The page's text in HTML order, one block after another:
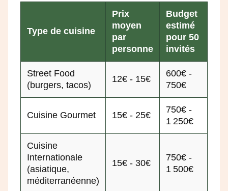
Type de cuisine
Prix
moyen
par
personne
Budget
estimé
pour 50
invités
Street Food
(burgers, tacos)
12€ - 15€
600€ -
750€
Cuisine Gourmet 15€ - 25€
750€ -
1 250€
Cuisine
Internationale
(asiatique,
méditerranéenne)
15€ - 30€
750€ -
1 500€